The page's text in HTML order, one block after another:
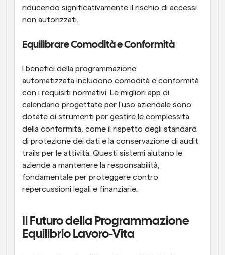
riducendo significativamente il rischio di accessi
non autorizzati.
Equilibrare Comodità e Conformità
I benefici della programmazione
automatizzata includono comodità e conformità
con i requisiti normativi. Le migliori app di
calendario progettate per l'uso aziendale sono
dotate di strumenti per gestire le complessità
della conformità, come il rispetto degli standard
di protezione dei dati e la conservazione di audit
trails per le attività. Questi sistemi aiutano le
aziende a mantenere la responsabilità,
fondamentale per proteggere contro
repercussioni legali e finanziarie.
Il Futuro della Programmazione
Equilibrio Lavoro-Vita